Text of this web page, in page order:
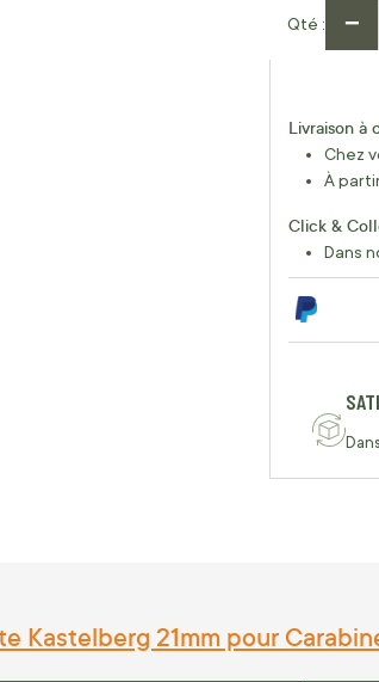
Qté −
Livraison à
Chez
À
Click &
Dans
Kastelberg 21mm pour